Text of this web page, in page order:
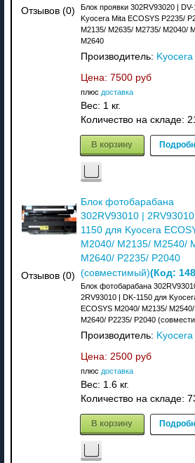
Отзывов (0)
Блок проявки 302RV93020 | DV-
Kyocera Mita ECOSYS P2235/
M2135/ M2635/ M2735/ M2040/
M2640
Производитель: Kyocera
Цена: 7500 руб
плюс доставка
Вес: 1 кг.
Количество на складе: 21
В корзину
Отзывов (0)
Блок фотобарабана
302RV93010 |
1150 для Kyocera
M2040/ M2135/ M2540/
M2640/ P2235/ P2040
(совместимый)(Код:
Блок фотобарабана
2RV93010 | DK-1150 для
ECOSYS M2040/ M2135/
M2640/ P2235/ P2040
Производитель: Kyocera
Цена: 2500 руб
плюс доставка
Вес: 1.6 кг.
Количество на складе:
В корзину